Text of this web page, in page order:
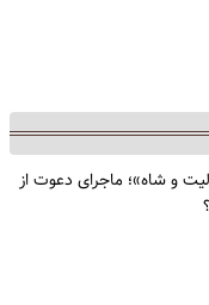
و شاه»؛ ماجرای دعوت از